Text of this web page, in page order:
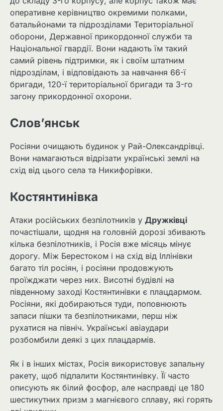
оперативне керівництво окремими полками,
батальйонами та підрозділами Територіальної
оборони, Державної прикордонної служби та
Національної гвардії. Вони надають їм такий
самий рівень підтримки, як і своїм штатним
підрозділам, і відповідають за навчання 66-ї
бригади, 120-ї територіальної бригади та 3-го
загону прикордонної охорони.
Слов’янськ
Росіяни очищають будинок у Рай-Олександрівці.
Вони намагаються відрізати українські землі на
схід від цього села та Никифорівки.
Костянтинівка
Атаки російських безпілотників у Дружківці
почастішали, щодня на головній дорозі збивають
кілька безпілотників, і Росія вже місяць мінує
дорогу. Між Берестоком і на схід від Іллінівки
багато тіл росіян, і росіяни продовжують
проїжджати через них. Висотні будівлі на
південному заході Костянтинівки є плацдармом.
Росіяни, які добираються туди, поповнюють
запаси пішки та безпілотниками, перш ніж
рухатися на північ. Українські авіаудари
розбомбили деякі з цих плацдармів.
Як і в інших містах, Росія використовує запальну
ракету, щоб підпалити Костянтинівку. Її часто
описують як білий фосфор, але насправді це 180
шестикутних призм з магнієвого сплаву, які горять